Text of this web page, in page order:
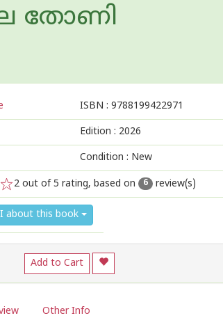
തോണി
ISBN : 9788199422971
Edition : 2026
Condition : New
5
2 out of 5 rating, based on 6 review(s)
about this book
Add to Cart
Other Info